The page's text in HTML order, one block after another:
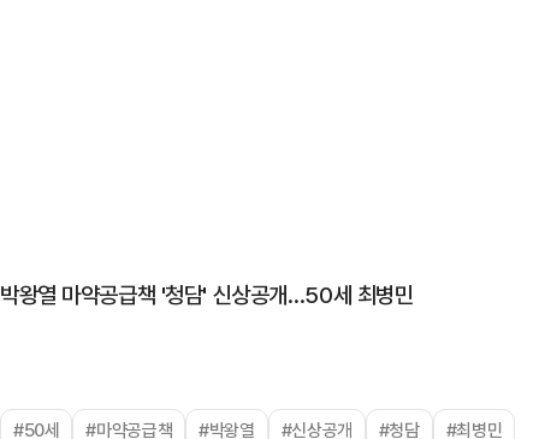
박왕열 마약공급책 '청담' 신상공개…50세 최병민
#50세 #마약공급책 #박왕열 #신상공개 #청담 #최병민